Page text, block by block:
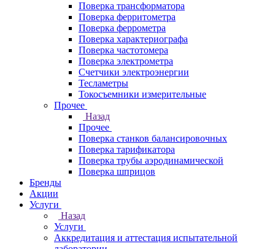
Поверка трансформатора
Поверка ферритометра
Поверка феррометра
Поверка характериографа
Поверка частотомера
Поверка электрометра
Счетчики электроэнергии
Тесламетры
Токосъемники измерительные
Прочее
Назад
Прочее
Поверка станков балансировочных
Поверка тарификатора
Поверка трубы аэродинамической
Поверка шприцов
Бренды
Акции
Услуги
Назад
Услуги
Аккредитация и аттестация испытательной